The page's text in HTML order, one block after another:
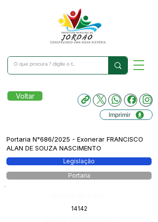
Voltar
Imprimir
Portaria N°686/2025 - Exonerar FRANCISCO
ALAN DE SOUZA NASCIMENTO
Legislação
Portaria
14142